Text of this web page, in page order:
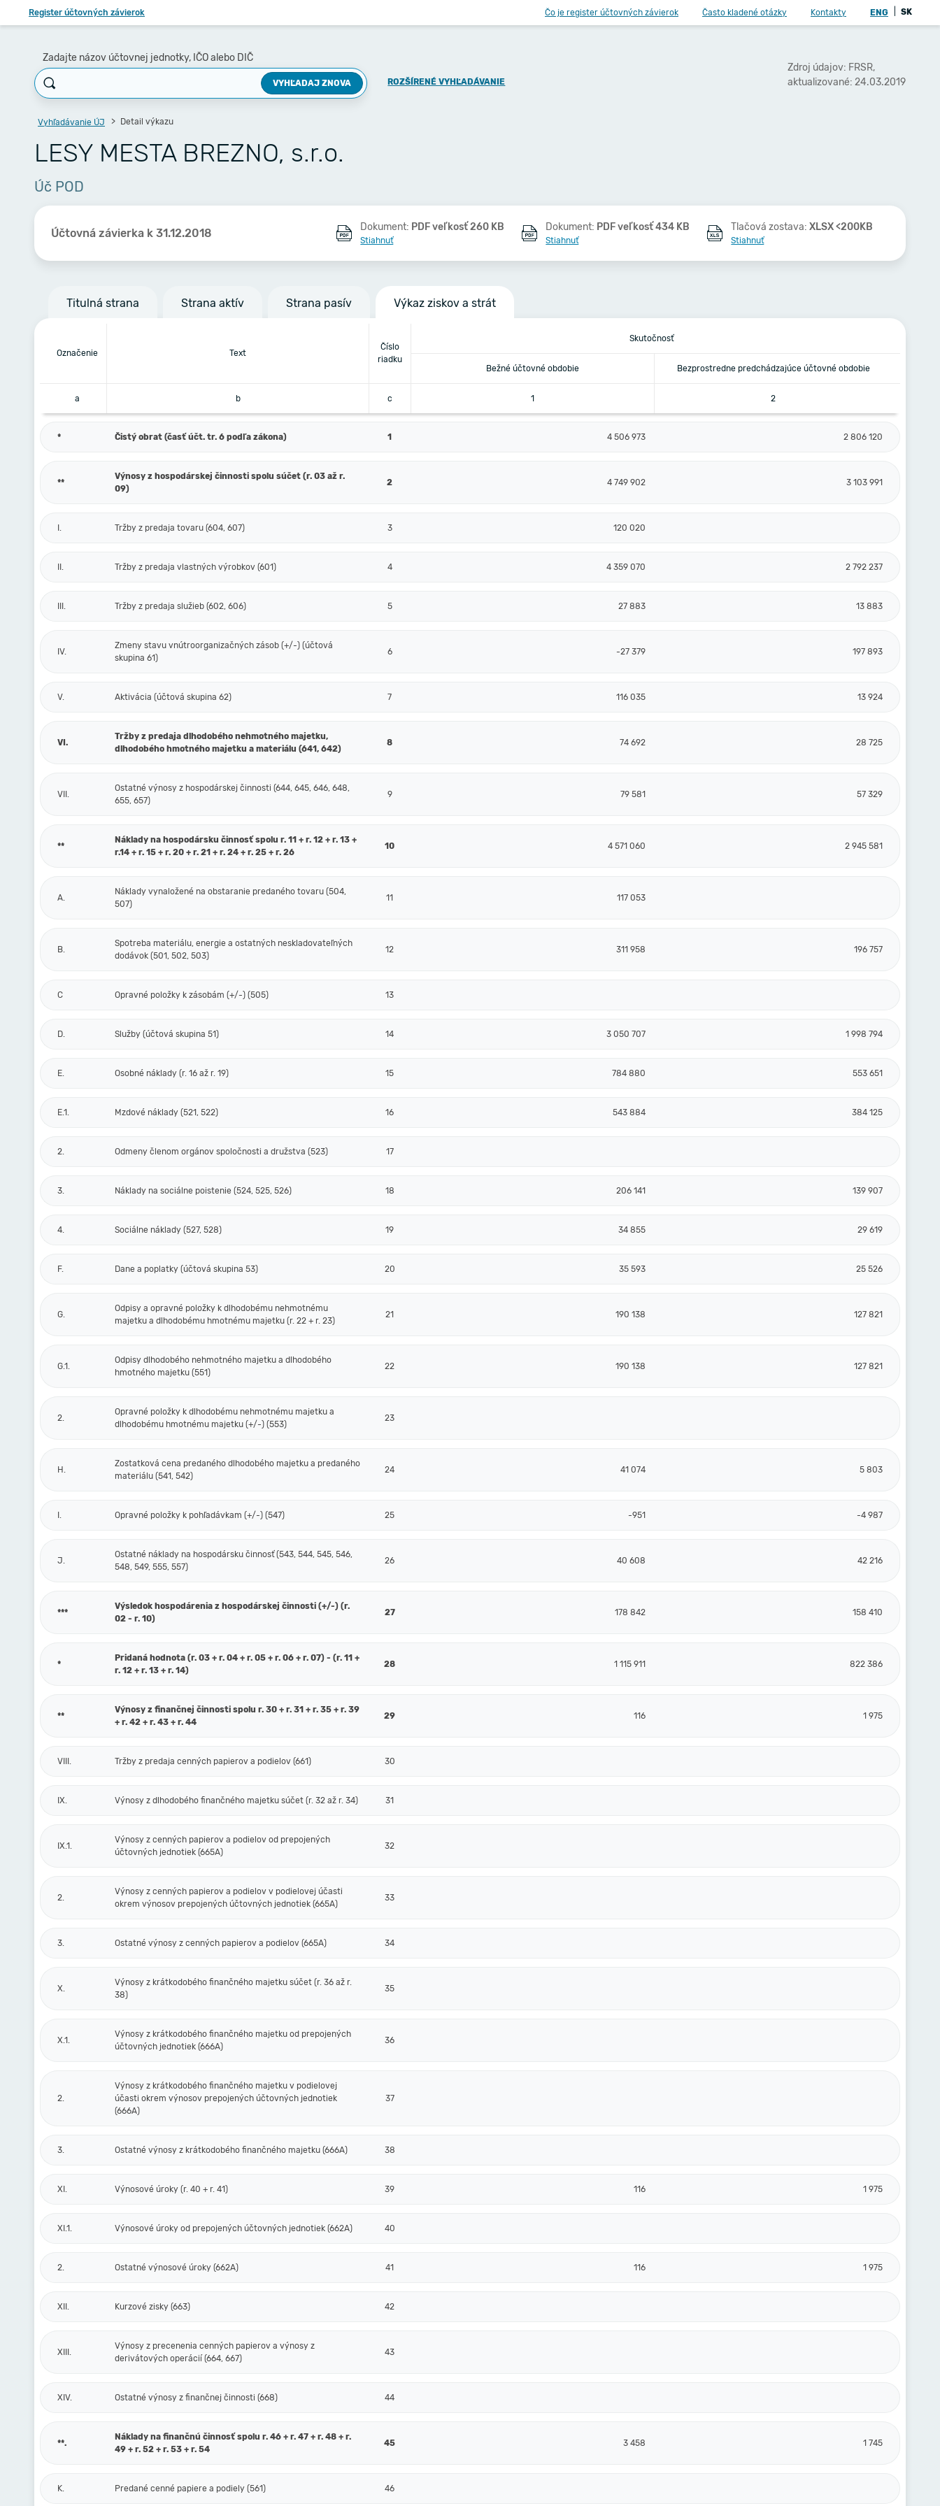
Register účtovných závierok Čo je register účtovných závierok Často kladené otázky Kontakty ENG SK
Zadajte názov účtovnej jednotky, IČO alebo DIČ
VYHĽADAJ ZNOVA ROZŠÍRENÉ VYHĽADÁVANIE
Zdroj údajov: FRSR,
aktualizované: 24.03.2019
Vyhľadávanie ÚJ Detail výkazu
LESY MESTA BREZNO, s.r.o.
Úč POD
Účtovná závierka k 31.12.2018 Dokument: PDF veľkosť 260 KB
Stiahnuť
Dokument: PDF veľkosť 434 KB
Stiahnuť
Tlačová zostava:XLSX <200KB
Stiahnuť
Titulná strana Strana aktív Strana pasív Výkaz ziskov a strát
Označenie Text
Číslo
riadku
Skutočnosť
Bežné účtovné obdobie Bezprostredne predchádzajúce účtovné obdobie
a b c 1 2
* Čistý obrat (časť účt. tr. 6 podľa zákona) 1 4 506 973 2 806 120
**
Výnosy z hospodárskej činnosti spolu súčet (r. 03 až r.
09)
2 4 749 902 3 103 991
I. Tržby z predaja tovaru (604, 607) 3 120 020
II. Tržby z predaja vlastných výrobkov (601) 4 4 359 070 2 792 237
III. Tržby z predaja služieb (602, 606) 5 27 883 13 883
IV.
Zmeny stavu vnútroorganizačných zásob (+/-) (účtová
skupina 61)
6 -27 379 197 893
V. Aktivácia (účtová skupina 62) 7 116 035 13 924
VI.
Tržby z predaja dlhodobého nehmotného majetku,
dlhodobého hmotného majetku a materiálu (641, 642)
8 74 692 28 725
VII.
Ostatné výnosy z hospodárskej činnosti (644, 645, 646, 648,
655, 657)
9 79 581 57 329
**
Náklady na hospodársku činnosť spolu r. 11 + r. 12 + r. 13 +
r.14 + r. 15 + r. 20 + r. 21 + r. 24 + r. 25 + r. 26
10 4 571 060 2 945 581
A.
Náklady vynaložené na obstaranie predaného tovaru (504,
507)
11 117 053
B.
Spotreba materiálu, energie a ostatných neskladovateľných
dodávok (501, 502, 503)
12 311 958 196 757
C Opravné položky k zásobám (+/-) (505) 13
D. Služby (účtová skupina 51) 14 3 050 707 1 998 794
E. Osobné náklady (r. 16 až r. 19) 15 784 880 553 651
E.1. Mzdové náklady (521, 522) 16 543 884 384 125
2. Odmeny členom orgánov spoločnosti a družstva (523) 17
3. Náklady na sociálne poistenie (524, 525, 526) 18 206 141 139 907
4. Sociálne náklady (527, 528) 19 34 855 29 619
F. Dane a poplatky (účtová skupina 53) 20 35 593 25 526
G.
Odpisy a opravné položky k dlhodobému nehmotnému
majetku a dlhodobému hmotnému majetku (r. 22 + r. 23)
21 190 138 127 821
G.1.
Odpisy dlhodobého nehmotného majetku a dlhodobého
hmotného majetku (551)
22 190 138 127 821
2.
Opravné položky k dlhodobému nehmotnému majetku a
dlhodobému hmotnému majetku (+/-) (553)
23
H.
Zostatková cena predaného dlhodobého majetku a predaného
materiálu (541, 542)
24 41 074 5 803
I. Opravné položky k pohľadávkam (+/-) (547) 25 -951 -4 987
J.
Ostatné náklady na hospodársku činnosť (543, 544, 545, 546,
548, 549, 555, 557)
26 40 608 42 216
***
Výsledok hospodárenia z hospodárskej činnosti (+/-) (r.
02 - r. 10)
27 178 842 158 410
*
Pridaná hodnota (r. 03 + r. 04 + r. 05 + r. 06 + r. 07) - (r. 11 +
r. 12 + r. 13 + r. 14)
28 1 115 911 822 386
**
Výnosy z finančnej činnosti spolu r. 30 + r. 31 + r. 35 + r. 39
+ r. 42 + r. 43 + r. 44
29 116 1 975
VIII. Tržby z predaja cenných papierov a podielov (661) 30
IX. Výnosy z dlhodobého finančného majetku súčet (r. 32 až r. 34) 31
IX.1.
Výnosy z cenných papierov a podielov od prepojených
účtovných jednotiek (665A)
32
2.
Výnosy z cenných papierov a podielov v podielovej účasti
okrem výnosov prepojených účtovných jednotiek (665A)
33
3. Ostatné výnosy z cenných papierov a podielov (665A) 34
X.
Výnosy z krátkodobého finančného majetku súčet (r. 36 až r.
38)
35
X.1.
Výnosy z krátkodobého finančného majetku od prepojených
účtovných jednotiek (666A)
36
2.
Výnosy z krátkodobého finančného majetku v podielovej
účasti okrem výnosov prepojených účtovných jednotiek
(666A)
37
3. Ostatné výnosy z krátkodobého finančného majetku (666A) 38
XI. Výnosové úroky (r. 40 + r. 41) 39 116 1 975
XI.1. Výnosové úroky od prepojených účtovných jednotiek (662A) 40
2. Ostatné výnosové úroky (662A) 41 116 1 975
XII. Kurzové zisky (663) 42
XIII.
Výnosy z precenenia cenných papierov a výnosy z
derivátových operácií (664, 667)
43
XIV. Ostatné výnosy z finančnej činnosti (668) 44
**.
Náklady na finančnú činnosť spolu r. 46 + r. 47 + r. 48 + r.
49 + r. 52 + r. 53 + r. 54
45 3 458 1 745
K. Predané cenné papiere a podiely (561) 46